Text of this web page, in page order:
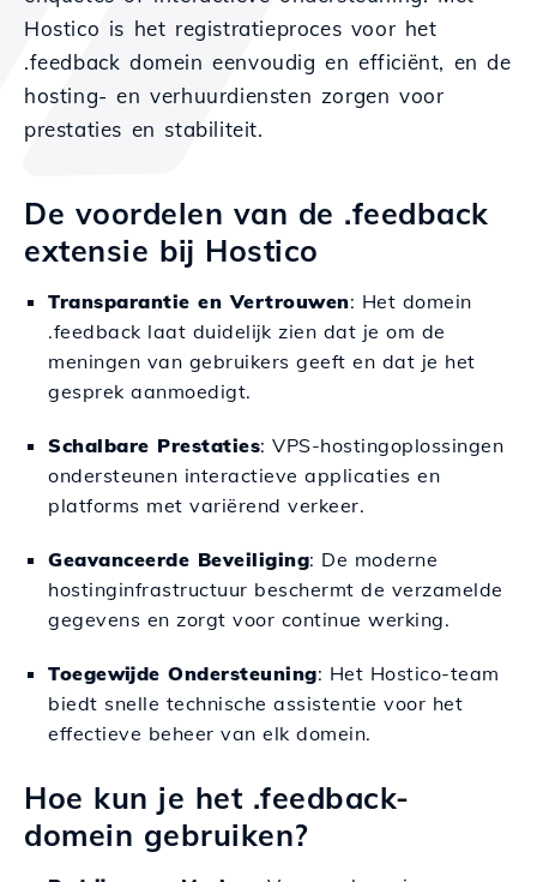
Hostico is het registratieproces voor het
.feedback domein eenvoudig en efficiënt, en de
hosting- en verhuurdiensten zorgen voor
prestaties en stabiliteit.
De voordelen van de .feedback
extensie bij Hostico
Transparantie en Vertrouwen: Het domein
.feedback laat duidelijk zien dat je om de
meningen van gebruikers geeft en dat je het
gesprek aanmoedigt.
Schalbare Prestaties: VPS-hostingoplossingen
ondersteunen interactieve applicaties en
platforms met variërend verkeer.
Geavanceerde Beveiliging: De moderne
hostinginfrastructuur beschermt de verzamelde
gegevens en zorgt voor continue werking.
Toegewijde Ondersteuning: Het Hostico-team
biedt snelle technische assistentie voor het
effectieve beheer van elk domein.
Hoe kun je het .feedback-
domein gebruiken?